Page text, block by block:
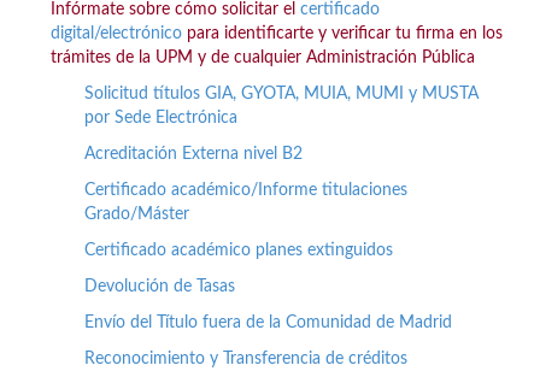
Infórmate sobre cómo solicitar el certificado
digital/electrónico para identificarte y verificar tu firma en los
trámites de la UPM y de cualquier Administración Pública
Solicitud títulos GIA, GYOTA, MUIA, MUMI y MUSTA
por Sede Electrónica
Acreditación Externa nivel B2
Certificado académico/Informe titulaciones
Grado/Máster
Certificado académico planes extinguidos
Devolución de Tasas
Envío del Título fuera de la Comunidad de Madrid
Reconocimiento y Transferencia de créditos